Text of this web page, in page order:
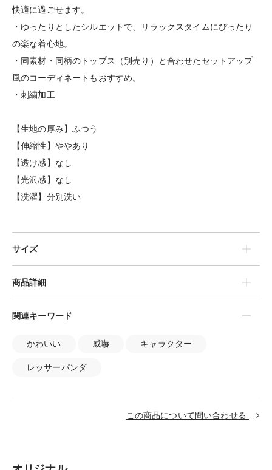
快適に過ごせます。
・ゆったりとしたシルエットで、リラックスタイムにぴったり
の楽な着心地。
・同素材・同柄のトップス（別売り）と合わせたセットアップ
風のコーディネートもおすすめ。
・刺繍加工
【生地の厚み】ふつう
【伸縮性】ややあり
【透け感】なし
【光沢感】なし
【洗濯】分別洗い
サイズ
商品詳細
関連キーワード
かわいい 威嚇 キャラクター
レッサーパンダ
この商品について問い合わせる